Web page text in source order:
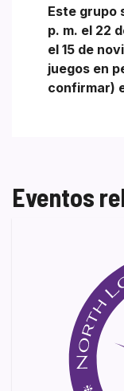
Este grupo
p. m. el 22
el 15 de
juegos en
confirmar)
Eventos